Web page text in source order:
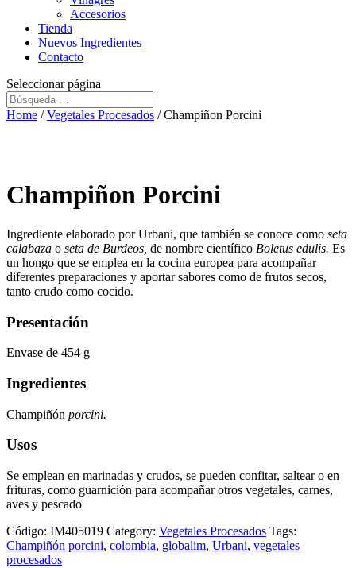
Accesorios
Tienda
Nuevos Ingredientes
Contacto
Seleccionar página
Home /Vegetales Procesados / Champiñon Porcini
Champiñon Porcini
Ingrediente elaborado por Urbani, que también se conoce como seta
calabaza o seta de Burdeos, de nombre científico Boletus edulis. Es
un hongo que se emplea en la cocina europea para acompañar
diferentes preparaciones y aportar sabores como de frutos secos,
tanto crudo como cocido.
Presentación
Envase de 454 g
Ingredientes
Champiñón porcini.
Usos
Se emplean en marinadas y crudos, se pueden confitar, saltear o en
frituras, como guarnición para acompañar otros vegetales, carnes,
aves y pescado
Código: IM405019 Category: Vegetales Procesados Tags:
Champiñón porcini, colombia, globalim, Urbani, vegetales
procesados